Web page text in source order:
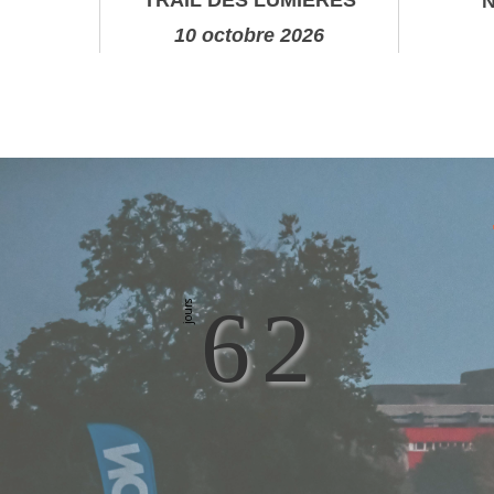
10 octobre 2026
jours 62